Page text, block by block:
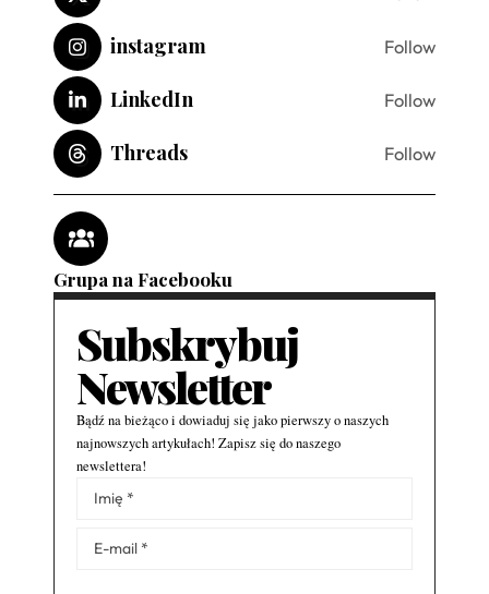
instagram Follow
LinkedIn Follow
Threads Follow
Grupa na Facebooku
Subskrybuj
Newsletter
Bądź na bieżąco i dowiaduj się jako pierwszy o naszych
najnowszych artykułach! Zapisz się do naszego
newslettera!
Alternative: